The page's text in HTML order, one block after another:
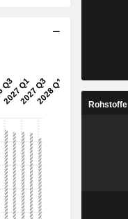
Rohstoffe